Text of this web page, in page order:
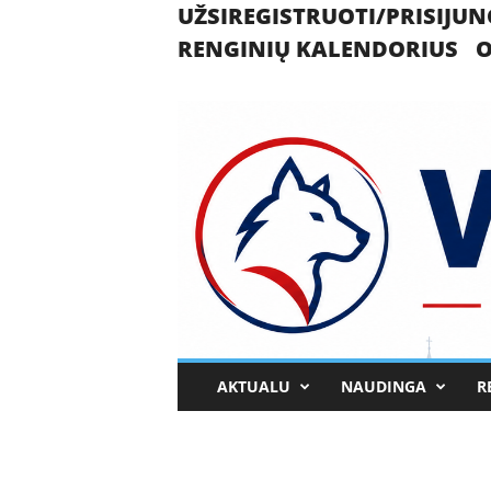
UŽSIREGISTRUOTI/
RENGINIŲ KALENDORIUS
m
AKTUALU NAUDINGA